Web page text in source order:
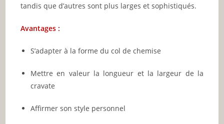
tandis que d’autres sont plus larges et sophistiqués.
Avantages :
S’adapter à la forme du col de chemise
Mettre en valeur la longueur et la largeur de la
cravate
Affirmer son style personnel